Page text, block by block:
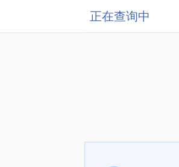
正在查询中